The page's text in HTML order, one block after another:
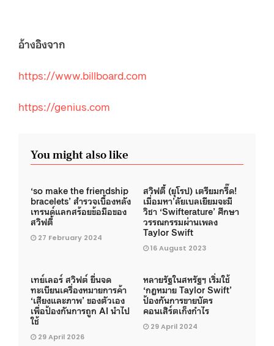
อ้างอิงจาก
https://www.billboard.com
https://genius.com
You might also like
‘so make the friendship
bracelets’ สำรวจเบื้องหลัง
เทรนด์แลกสร้อยข้อมือของ
สวิฟตี้
27 February 2024
สวิฟตี้ (ยุโรป) เตรียมกรี๊ด!
เมื่อมหา’ลัยเบลเยียมจะมี
วิชา ‘Swifterature’ ศึกษา
วรรณกรรมผ่านเพลง
Taylor Swift
16 August 2023
เทย์เลอร์ สวิฟต์ ยื่นจด
ทะเบียนเครื่องหมายการค้า
‘เสียงและภาพ’ ของตัวเอง
เพื่อป้องกันการถูก AI นำไป
ใช้
29 April 2026
หลายรัฐในสหรัฐฯ เริ่มใช้
‘กฎหมาย Taylor Swift’
ป้องกันการขายบัตร
คอนเสิร์ตเก็งกำไร
29 April 2024